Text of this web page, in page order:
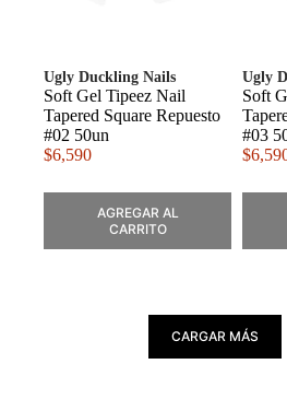
Ugly Duckling Nails
Soft Gel Tipeez Nail
Tapered Square Repuesto
#02 50un
$6,590
AGREGAR AL
CARRITO
Ugly
Soft
#03
$
CARGAR MÁS